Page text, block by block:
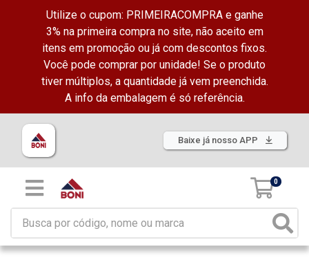
Utilize o cupom: PRIMEIRACOMPRA e ganhe
3% na primeira compra no site, não aceito em
itens em promoção ou já com descontos fixos.
Você pode comprar por unidade! Se o produto
tiver múltiplos, a quantidade já vem preenchida.
A info da embalagem é só referência.
Baixe já nosso APP
0